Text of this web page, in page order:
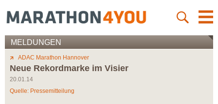
MELDUNGEN
ADAC Marathon Hannover
Neue Rekordmarke im Visier
20.01.14
Quelle: Pressemitteilung